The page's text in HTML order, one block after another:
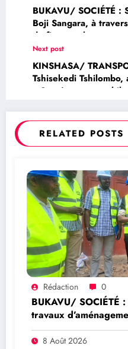
BUKAVU/ SOCIÉTÉ :
Boji Sangara, à
de financer la
publiques au marché
Next post
KINSHASA/
Tshisekedi Tshilombo,
« Suprême
d’autobus de marque
RELATED POSTS
Rédaction 0
BUKAVU/ SOCIÉTÉ
travaux
l’avenue Nyofu 1:
Mushegera Services
8 Août 2026